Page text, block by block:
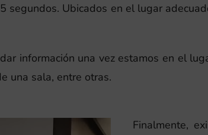
segundos. Ubicados en el lugar
información una vez estamos en el
una sala, entre otras.
Finalmente,